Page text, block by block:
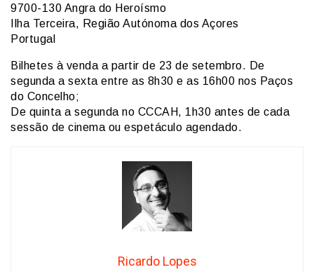
9700-130 Angra do Heroísmo
Ilha Terceira, Região Autónoma dos Açores
Portugal
Bilhetes à venda a partir de 23 de setembro. De
segunda a sexta entre as 8h30 e as 16h00 nos Paços
do Concelho;
De quinta a segunda no CCCAH, 1h30 antes de cada
sessão de cinema ou espetáculo agendado.
Ricardo Lopes